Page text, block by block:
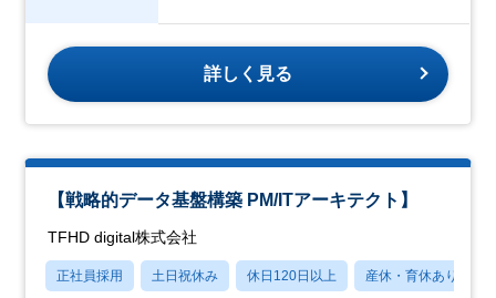
詳しく見る
【戦略的データ基盤構築 PM/ITアーキテクト】
TFHD digital株式会社
正社員採用 土日祝休み 休日120日以上 産休・育休あり